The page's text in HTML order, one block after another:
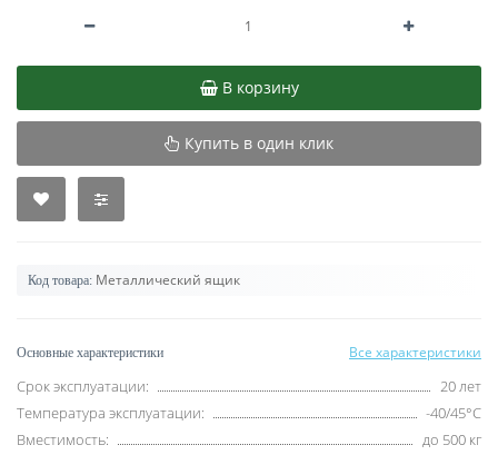
В корзину
Купить в один клик
Код товара: Металлический ящик
Основные характеристики Все характеристики
Срок эксплуатации:
20 лет
Температура эксплуатации:
-40/45°C
Вместимость:
до 500 кг